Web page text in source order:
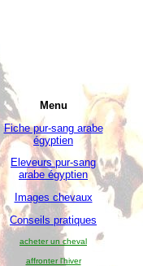
Menu
Fiche pur-sang arabe
égyptien
Eleveurs pur-sang
arabe égyptien
Images chevaux
Conseils pratiques
acheter un cheval
affronter l'hiver